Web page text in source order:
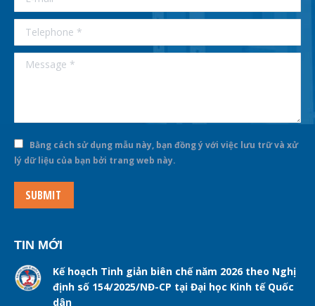
Telephone *
Message *
Bằng cách sử dụng mẫu này, bạn đồng ý với việc lưu trữ và xử
lý dữ liệu của bạn bởi trang web này.
SUBMIT
TIN MỚI
Kế hoạch Tinh giản biên chế năm 2026 theo Nghị
định số 154/2025/NĐ-CP tại Đại học Kinh tế Quốc
dân